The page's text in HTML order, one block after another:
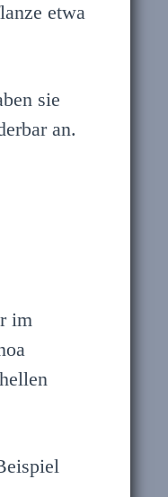
etwa
sie
an.
im